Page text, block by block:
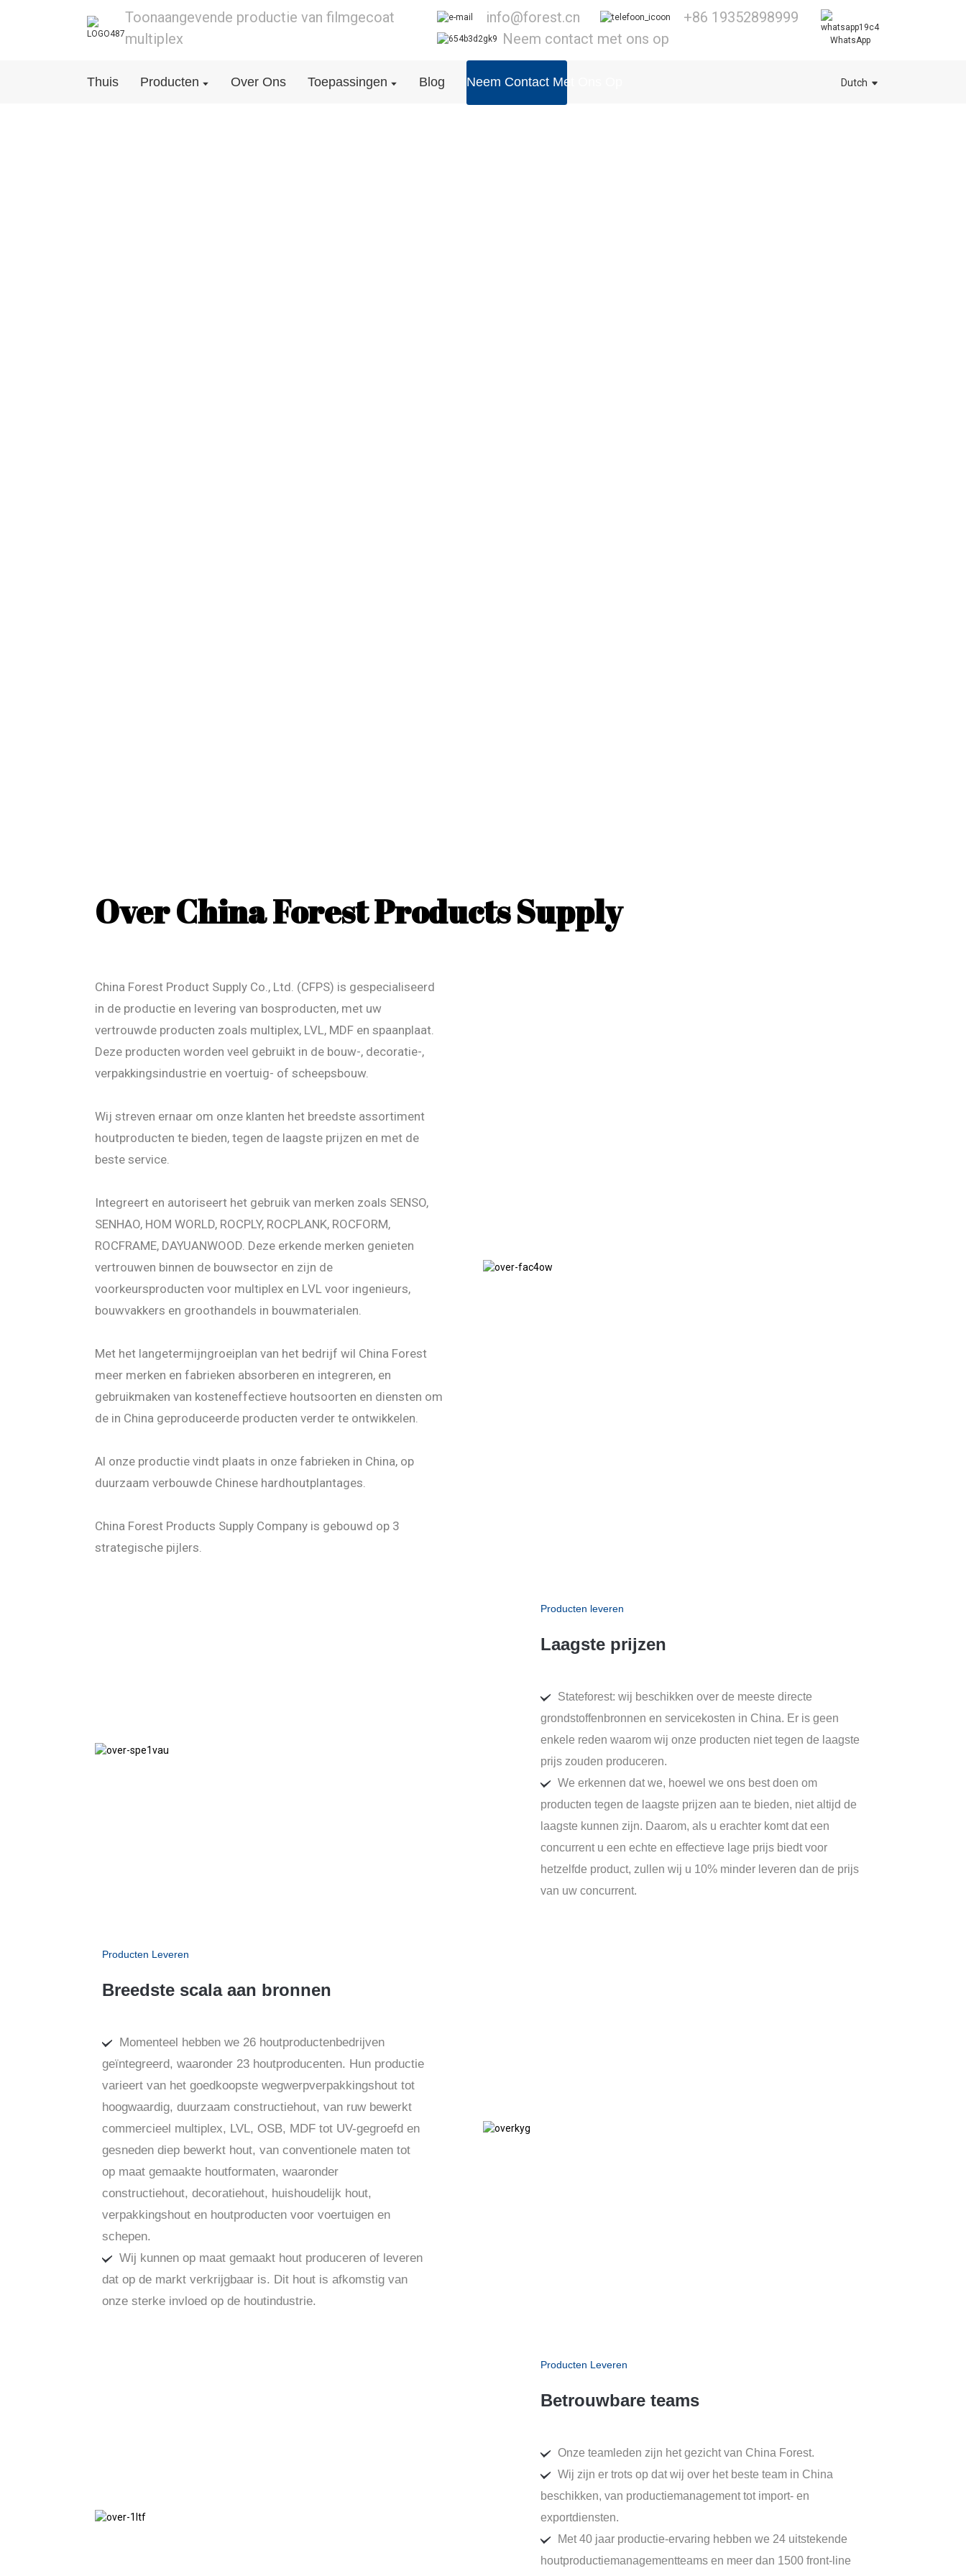
Toonaangevende productie van filmgecoat
multiplex
info@forest.cn
+86 19352898999
Neem contact met ons op
WhatsApp
Thuis Producten Over Ons Toepassingen Blog Neem Contact Met Ons Op Dutch
Over China Forest Products Supply
China Forest Product Supply Co., Ltd. (CFPS) is gespecialiseerd
in de productie en levering van bosproducten, met uw
vertrouwde producten zoals multiplex, LVL, MDF en spaanplaat.
Deze producten worden veel gebruikt in de bouw-, decoratie-,
verpakkingsindustrie en voertuig- of scheepsbouw.
Wij streven ernaar om onze klanten het breedste assortiment
houtproducten te bieden, tegen de laagste prijzen en met de
beste service.
Integreert en autoriseert het gebruik van merken zoals SENSO,
SENHAO, HOM WORLD, ROCPLY, ROCPLANK, ROCFORM,
ROCFRAME, DAYUANWOOD. Deze erkende merken genieten
vertrouwen binnen de bouwsector en zijn de
voorkeursproducten voor multiplex en LVL voor ingenieurs,
bouwvakkers en groothandels in bouwmaterialen.
Met het langetermijngroeiplan van het bedrijf wil China Forest
meer merken en fabrieken absorberen en integreren, en
gebruikmaken van kosteneffectieve houtsoorten en diensten om
de in China geproduceerde producten verder te ontwikkelen.
Al onze productie vindt plaats in onze fabrieken in China, op
duurzaam verbouwde Chinese hardhoutplantages.
China Forest Products Supply Company is gebouwd op 3
strategische pijlers.
Producten leveren
Laagste prijzen
Stateforest: wij beschikken over de meeste directe
grondstoffenbronnen en servicekosten in China. Er is geen
enkele reden waarom wij onze producten niet tegen de laagste
prijs zouden produceren.
We erkennen dat we, hoewel we ons best doen om
producten tegen de laagste prijzen aan te bieden, niet altijd de
laagste kunnen zijn. Daarom, als u erachter komt dat een
concurrent u een echte en effectieve lage prijs biedt voor
hetzelfde product, zullen wij u 10% minder leveren dan de prijs
van uw concurrent.
Producten Leveren
Breedste scala aan bronnen
Momenteel hebben we 26 houtproductenbedrijven
geïntegreerd, waaronder 23 houtproducenten. Hun productie
varieert van het goedkoopste wegwerpverpakkingshout tot
hoogwaardig, duurzaam constructiehout, van ruw bewerkt
commercieel multiplex, LVL, OSB, MDF tot UV-gegroefd en
gesneden diep bewerkt hout, van conventionele maten tot
op maat gemaakte houtformaten, waaronder
constructiehout, decoratiehout, huishoudelijk hout,
verpakkingshout en houtproducten voor voertuigen en
schepen.
Wij kunnen op maat gemaakt hout produceren of leveren
dat op de markt verkrijgbaar is. Dit hout is afkomstig van
onze sterke invloed op de houtindustrie.
Producten Leveren
Betrouwbare teams
Onze teamleden zijn het gezicht van China Forest.
Wij zijn er trots op dat wij over het beste team in China
beschikken, van productiemanagement tot import- en
exportdiensten.
Met 40 jaar productie-ervaring hebben we 24 uitstekende
houtproductiemanagementteams en meer dan 1500 front-line